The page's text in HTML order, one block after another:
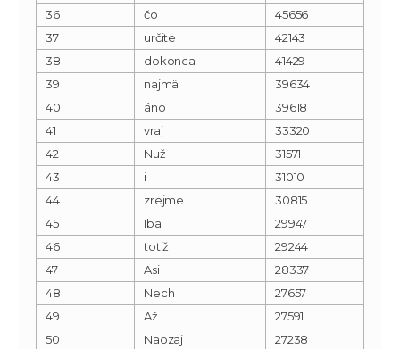
36
čo
45656
37
určite
42143
38
dokonca
41429
39
najmä
39634
40
áno
39618
41
vraj
33320
42
Nuž
31571
43
i
31010
44
zrejme
30815
45
Iba
29947
46
totiž
29244
47
Asi
28337
48
Nech
27657
49
Až
27591
50
Naozaj
27238